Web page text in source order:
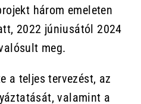
három emeleten
2022 júniusától 2024
meg.
a teljes tervezést, az
valamint a